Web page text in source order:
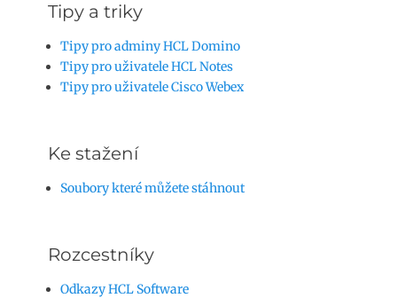
Tipy a triky
Tipy pro adminy HCL Domino
Tipy pro uživatele HCL Notes
Tipy pro uživatele Cisco Webex
Ke stažení
Soubory které můžete stáhnout
Rozcestníky
Odkazy HCL Software